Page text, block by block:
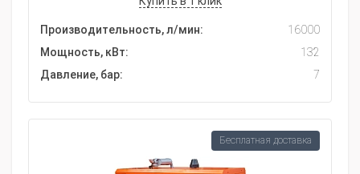
Производительность, л/мин:
16000
Мощность, кВт:
132
Давление, бар:
7
Бесплатная доставка